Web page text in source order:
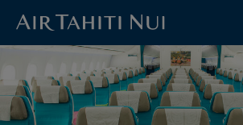
contenu
principal